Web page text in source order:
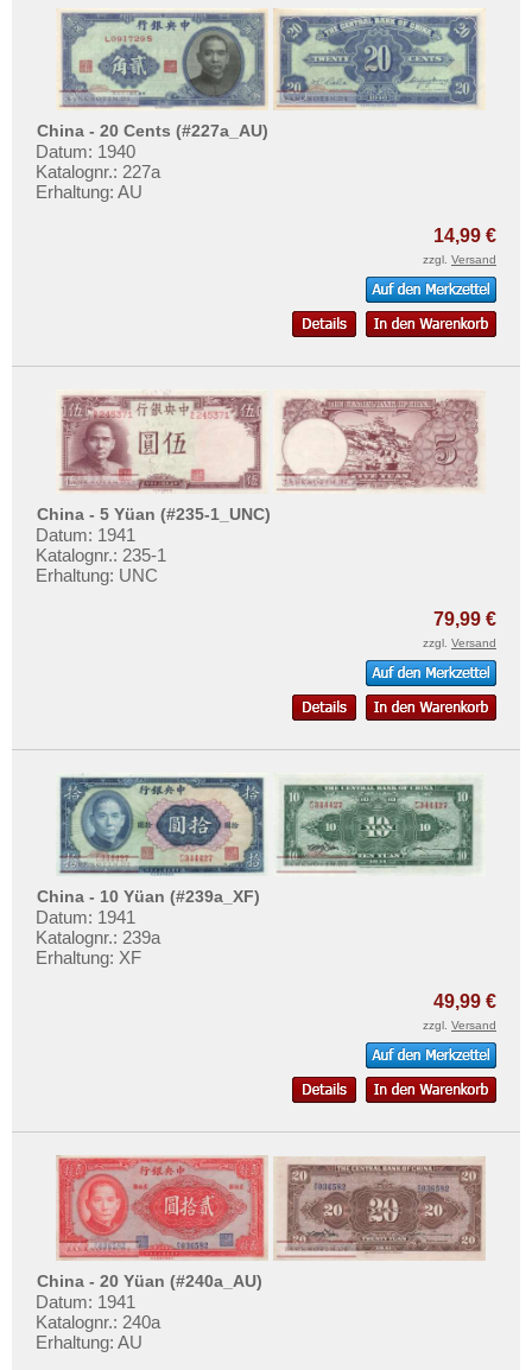
China - 20 Cents (#227a_AU)
Datum: 1940
Katalognr.: 227a
Erhaltung: AU
14,99 €
zzgl. Versand
China - 5 Yüan (#235-1_UNC)
Datum: 1941
Katalognr.: 235-1
Erhaltung: UNC
79,99 €
zzgl. Versand
China - 10 Yüan (#239a_XF)
Datum: 1941
Katalognr.: 239a
Erhaltung: XF
49,99 €
zzgl. Versand
China - 20 Yüan (#240a_AU)
Datum: 1941
Katalognr.: 240a
Erhaltung: AU